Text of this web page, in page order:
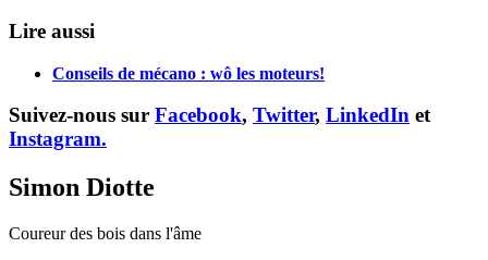
Lire aussi
Conseils de mécano : wô les moteurs!
Suivez-nous sur Facebook, Twitter, LinkedIn et
Instagram.
Simon Diotte
Coureur des bois dans l'âme